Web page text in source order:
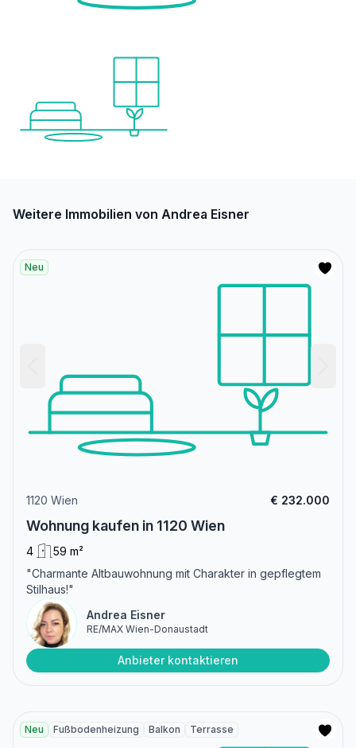
Weitere Immobilien von Andrea Eisner
Neu
1120 Wien € 232.000
Wohnung kaufen in 1120 Wien
4
59 m²
"Charmante Altbauwohnung mit Charakter in gepflegtem
Stilhaus!"
Andrea Eisner
RE/MAX Wien-Donaustadt
Anbieter kontaktieren
Neu Fußbodenheizung Balkon Terrasse